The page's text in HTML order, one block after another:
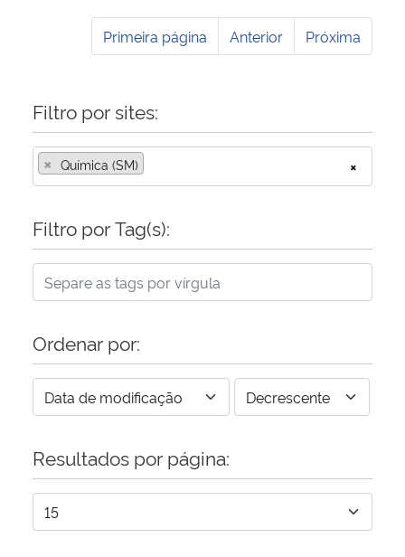
Primeira página Anterior Próxima
Filtro por sites:
×
× Química (SM)
Filtro por Tag(s):
Ordenar por:
Resultados por página: